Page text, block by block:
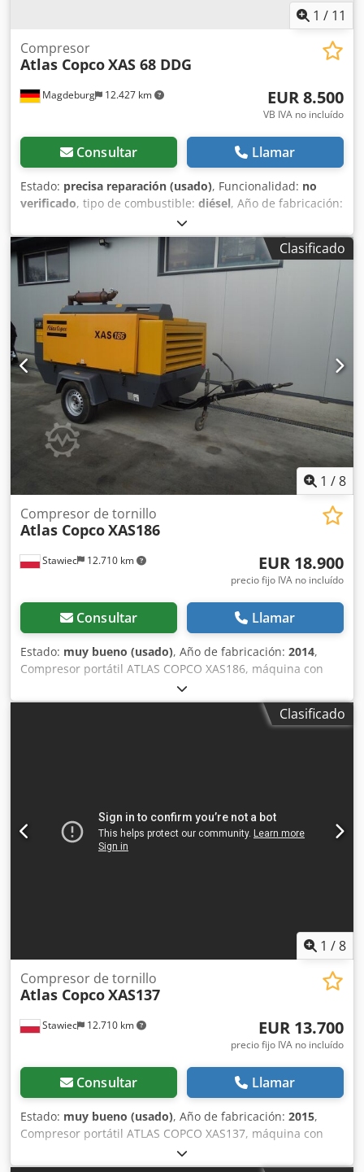
1 / 11
Magdeburg 12.427 km
Compresor
Atlas CopcoXAS 68 DDG
EUR 8.500
VB IVA no incluído
Consultar Llamar
Estado: precisa reparación (usado), Funcionalidad: no
verificado, tipo de combustible: diésel, Año de fabricación:
, horas de funcionamiento:
Copco XAS 68 DDG, año de fabricación 2017, 1.154 horas
de funcionamiento, caudal 3,5 m³, potencia de emergencia
12,5 kVA, conexiones: 1 x 230 voltios, 2 x 400 voltios, núm.
de serie YA3064303H0461812, eje doblado, el compresor
funciona correctamente por lo demás, ABE/registro
disponible. Dsdoy Aktaopfx Amgjwa
Clasificado
1 /8
Stawiec 12.710 km
Compresor de tornillo
Atlas CopcoXAS186
EUR 18.900
precio fijo IVA no incluído
Consultar Llamar
Estado: muy bueno (usado), Año de fabricación: 2014,
Compresor portátil ATLAS COPCO XAS186, máquina con
enfriador final tras servicio completo. Djdjyfnwgjpfx
Amgowa Datos técnicos: capacidad: 11,10 m3/min; presión
de trabajo: 7 bar; año de fabricación: 2014 motor DEUTZ
Clasificado
1 /8
Stawiec 12.710 km
Compresor de tornillo
Atlas CopcoXAS137
EUR 13.700
precio fijo IVA no incluído
Consultar Llamar
Estado: muy bueno (usado), Año de fabricación: 2015,
Compresor portátil ATLAS COPCO XAS137, máquina con
refrigerador final, revisada y en perfecto estado. Datos
técnicos: caudal: 7,70 m³/min; presión de trabajo: 7 bar;